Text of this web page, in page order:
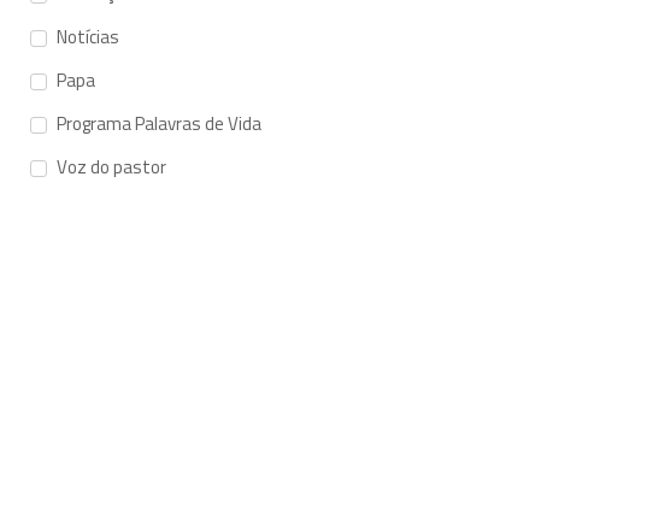
Notícias
Papa
Programa Palavras de Vida
Voz do pastor